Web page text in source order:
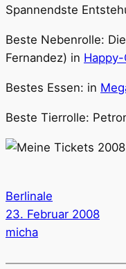
Spannendste
Beste Nebenrolle:
Fernandez) in
Bestes Essen: in
Beste Tierrolle:
Berlinale
23. Februar 2008
micha